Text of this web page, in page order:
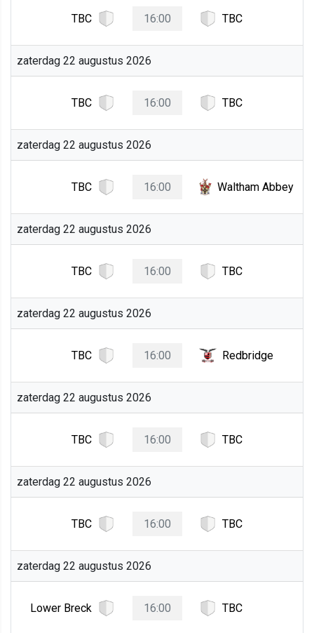
TBC 16:00 TBC
zaterdag 22 augustus 2026
TBC 16:00 TBC
zaterdag 22 augustus 2026
TBC 16:00 Waltham Abbey
zaterdag 22 augustus 2026
TBC 16:00 TBC
zaterdag 22 augustus 2026
TBC 16:00 Redbridge
zaterdag 22 augustus 2026
TBC 16:00 TBC
zaterdag 22 augustus 2026
TBC 16:00 TBC
zaterdag 22 augustus 2026
Lower Breck 16:00 TBC